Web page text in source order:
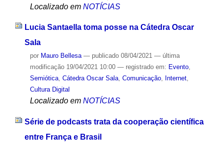
Localizado em NOTÍCIAS
Lucia Santaella toma posse na Cátedra Oscar
Sala
por Mauro Bellesa — publicado08/04/2021 — última
modificação19/04/2021 10:00 — registrado em: Evento,
Semiótica, Cátedra Oscar Sala, Comunicação, Internet,
Cultura Digital
Localizado em NOTÍCIAS
Série de podcasts trata da cooperação científica
entre França e Brasil